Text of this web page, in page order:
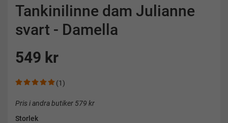
Tankinilinne dam Julianne
svart - Damella
549 kr
(1)
Pris i andra butiker 579 kr
Storlek